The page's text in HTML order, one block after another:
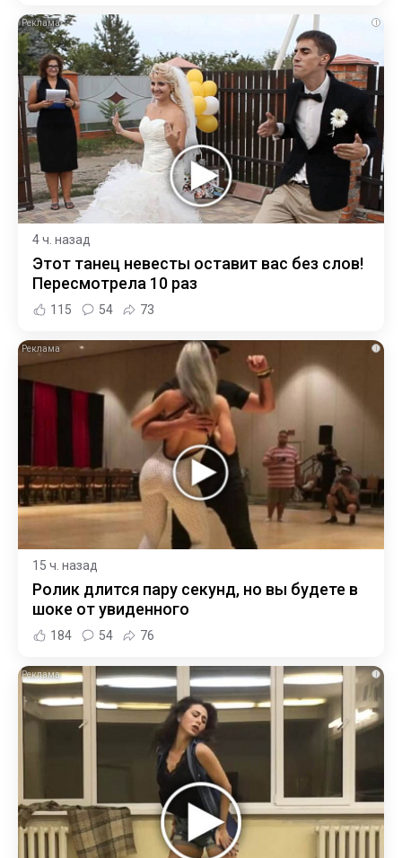
i
4 ч. назад
Этот танец невесты оставит вас без слов!
Пересмотрела 10 раз
115 54 73
i
15 ч. назад
Ролик длится пару секунд, но вы будете в
шоке от увиденного
184 54 76
i